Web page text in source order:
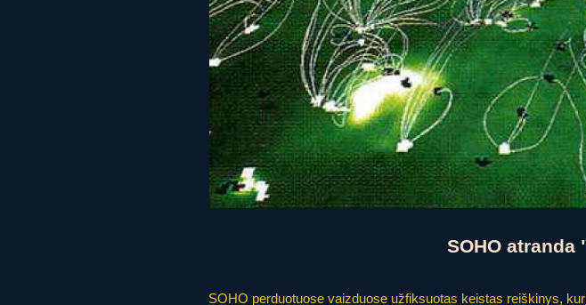
SOHO
SOHO perduotuose vaizduose užfiksuotas keistas reiškinys,